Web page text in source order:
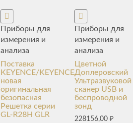
Приборы для
измерения и
анализа
Поставка
KEYENCE/KEYENCE,
новая
оригинальная
безопасная
Решетка серии
GL-R28H GLR
Приборы для
измерения и
анализа
Цветной
Доплеровский
Ультразвуковой
сканер USB и
беспроводной
зонд
228156,00₽